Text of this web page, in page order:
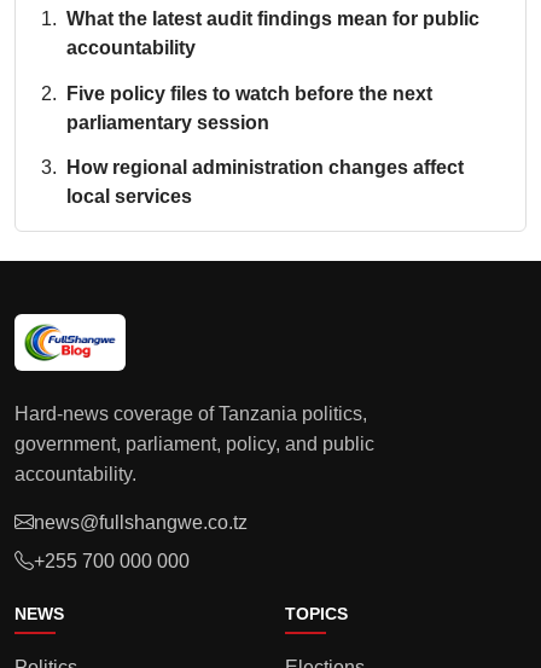
What the latest audit findings mean for public
accountability
Five policy files to watch before the next
parliamentary session
How regional administration changes affect
local services
Hard-news coverage of Tanzania politics,
government, parliament, policy, and public
accountability.
news@fullshangwe.co.tz
+255 700 000 000
NEWS TOPICS